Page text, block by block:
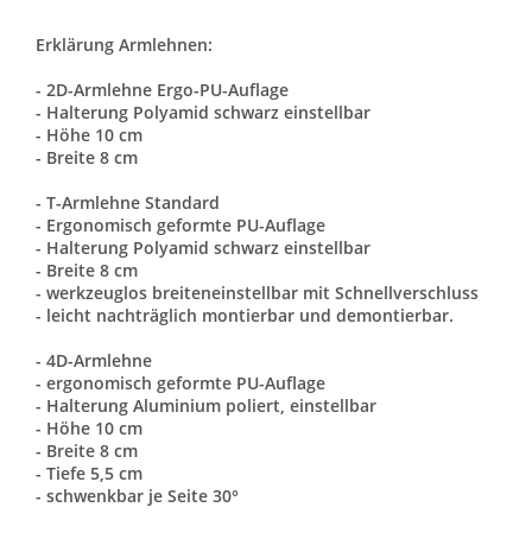
Erklärung Armlehnen:
- 2D-Armlehne Ergo-PU-Auflage
- Halterung Polyamid schwarz einstellbar
- Höhe 10 cm
- Breite 8 cm
- T-Armlehne Standard
- Ergonomisch geformte PU-Auflage
- Halterung Polyamid schwarz einstellbar
- Breite 8 cm
- werkzeuglos breiteneinstellbar mit Schnellverschluss
- leicht nachträglich montierbar und demontierbar.
- 4D-Armlehne
- ergonomisch geformte PU-Auflage
- Halterung Aluminium poliert, einstellbar
- Höhe 10 cm
- Breite 8 cm
- Tiefe 5,5 cm
- schwenkbar je Seite 30°